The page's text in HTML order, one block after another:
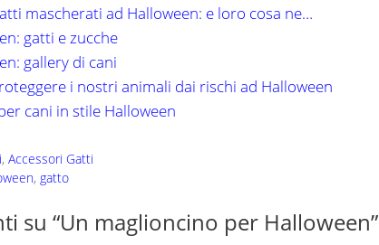
mascherati ad Halloween: e loro cosa ne…
gatti e zucche
gallery di cani
i nostri animali dai rischi ad Halloween
cani in stile Halloween
,Accessori Gatti
, gatto
su “Un maglioncino per Halloween”